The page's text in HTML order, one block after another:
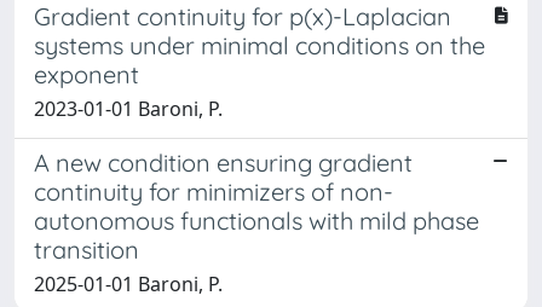
Gradient continuity for p(x)-Laplacian
systems under minimal conditions on the
exponent
2023-01-01 Baroni, P.
A new condition ensuring gradient
continuity for minimizers of non-
autonomous functionals with mild phase
transition
2025-01-01 Baroni, P.